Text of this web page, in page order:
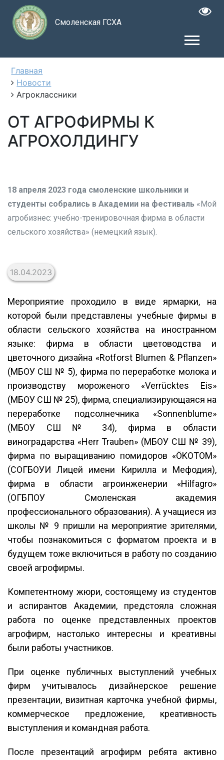
Смоленская ГСХА
Главная
Новости
Агроклассники
ОТ АГРОФИРМЫ К
АГРОХОЛДИНГУ
18 апреля 2023 года смоленские школьники и
студенты собрались в Академии на фестиваль «Мой
агробизнес: учебно-тренировочная фирма в области
сельского хозяйства» (немецкий язык).
18.04.2023
Мероприятие проходило в виде ярмарки, на
которой были представлены учебные фирмы в
области сельского хозяйства на иностранном
языке: фирма в области цветоводства и
цветочного дизайна «Rotforst Blumen & Pflanzen»
(МБОУ СШ № 5), фирма по переработке молока и
производству мороженого «Verrücktes Eis»
(МБОУ СШ № 25), фирма, специализирующаяся на
переработке подсолнечника «Sonnenblume»
(МБОУ СШ № 34), фирма в области
виноградарства «Herr Trauben» (МБОУ СШ № 39),
фирма по выращиванию помидоров «ÖKOTOM»
(СОГБОУИ Лицей имени Кирилла и Мефодия),
фирма в области агроинженерии «Hilfagro»
(ОГБПОУ Смоленская академия
профессионального образования). А учащиеся из
школы № 9 пришли на мероприятие зрителями,
чтобы познакомиться с форматом проекта и в
будущем тоже включиться в работу по созданию
своей агрофирмы.
Компетентному жюри, состоящему из студентов
и аспирантов Академии, предстояла сложная
работа по оценке представленных проектов
агрофирм, настолько интересны и креативны
были работы участников.
При оценке публичных выступлений учебных
фирм учитывалось дизайнерское решение
презентации, визитная карточка учебной фирмы,
коммерческое предложение, креативность
выступления и командная работа.
После презентаций агрофирм ребята активно